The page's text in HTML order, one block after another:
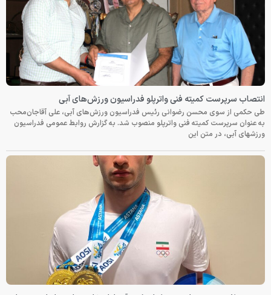
انتصاب سرپرست کمیته فنی واترپلو فدراسیون ورزش‌های آبی
طی حکمی از سوی محسن رضوانی رئیس فدراسیون ورزش‌های آبی، علی آقاجان‌محب
به عنوان سرپرست کمیته فنی واترپلو منصوب شد. به گزارش روابط عمومی فدراسیون
ورزشهای آبی، در متن این